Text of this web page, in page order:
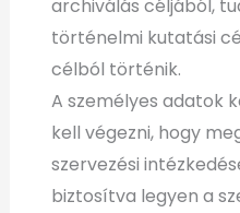
archiválás céljából,
történelmi kutatási
célból történik.
A személyes adatok
kell végezni, hogy
szervezési
biztosítva legyen a